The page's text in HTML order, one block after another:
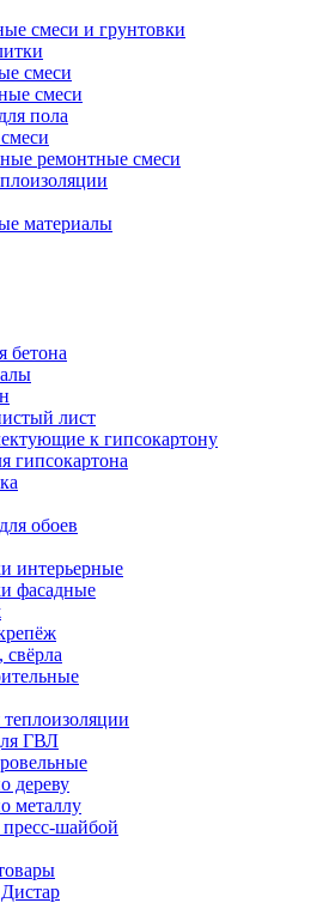
смеси и грунтовки
смеси
смеси
пола
ремонтные смеси
материалы
бетона
лист
к гипсокартону
гипсокартона
обоев
интерьерные
фасадные
ГВЛ
дереву
металлу
шайбой